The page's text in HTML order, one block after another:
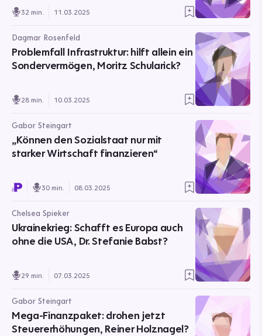
32 min. 11.03.2025
Dagmar Rosenfeld
Problemfall Infrastruktur: hilft allein ein
Sondervermögen, Moritz Schularick?
28 min. 10.03.2025
Gabor Steingart
„Können den Sozialstaat nur mit
starker Wirtschaft finanzieren“
30 min. 08.03.2025
Chelsea Spieker
Ukrainekrieg: Schafft es Europa auch
ohne die USA, Dr. Stefanie Babst?
29 min. 07.03.2025
Gabor Steingart
Mega-Finanzpaket: drohen jetzt
Steuererhöhungen, Reiner Holznagel?